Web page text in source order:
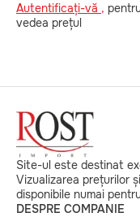
Autentificați-vă ,
vedea prețul
Site-ul este destinat
Vizualizarea prețurilor
disponibile numai
DESPRE COMPANIE